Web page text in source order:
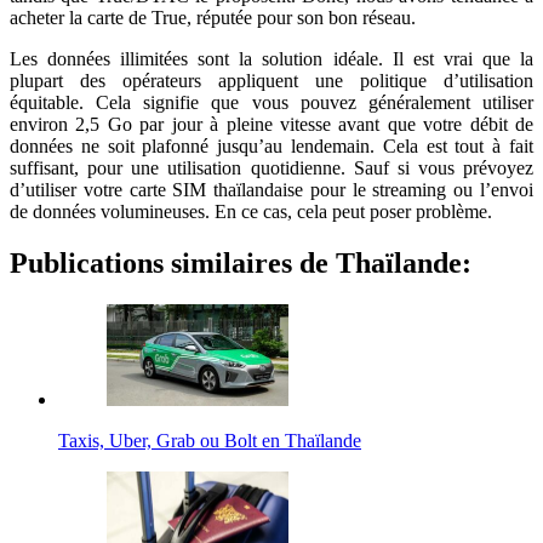
acheter la carte de True, réputée pour son bon réseau.
Les données illimitées sont la solution idéale. Il est vrai que la
plupart des opérateurs appliquent une politique d’utilisation
équitable. Cela signifie que vous pouvez généralement utiliser
environ 2,5 Go par jour à pleine vitesse avant que votre débit de
données ne soit plafonné jusqu’au lendemain. Cela est tout à fait
suffisant, pour une utilisation quotidienne. Sauf si vous prévoyez
d’utiliser votre carte SIM thaïlandaise pour le streaming ou l’envoi
de données volumineuses. En ce cas, cela peut poser problème.
Publications similaires de Thaïlande:
Taxis, Uber, Grab ou Bolt en Thaïlande